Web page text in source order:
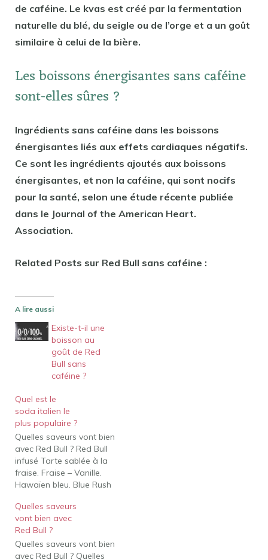
de caféine. Le kvas est créé par la fermentation
naturelle du blé, du seigle ou de l’orge et a un goût
similaire à celui de la bière.
Les boissons énergisantes sans caféine
sont-elles sûres ?
Ingrédients sans caféine dans les boissons
énergisantes liés aux effets cardiaques négatifs.
Ce sont les ingrédients ajoutés aux boissons
énergisantes, et non la caféine, qui sont nocifs
pour la santé, selon une étude récente publiée
dans le Journal of the American Heart.
Association.
Related Posts sur Red Bull sans caféine :
A lire aussi
Existe-t-il une
boisson au
goût de Red
Bull sans
caféine ?
Quel est le
soda italien le
plus populaire ?
Quelles saveurs vont bien
avec Red Bull ? Red Bull
infusé Tarte sablée à la
fraise. Fraise – Vanille.
Hawaïen bleu. Blue Rush
Creamsicle. Orange –
Vanille. Carmellow blanc.
Chocolat Blanc –
Caramel – Guimauve
Grillée. Frénésie de
Quelles saveurs
vont bien avec
Red Bull ?
Quelles saveurs vont bien
avec Red Bull ? Quelles